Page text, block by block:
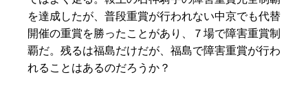
を達成したが、普段重賞が行われない中京でも代替
開催の重賞を勝ったことがあり、７場で障害重賞制
覇だ。残るは福島だけだが、福島で障害重賞が行わ
れることはあるのだろうか？